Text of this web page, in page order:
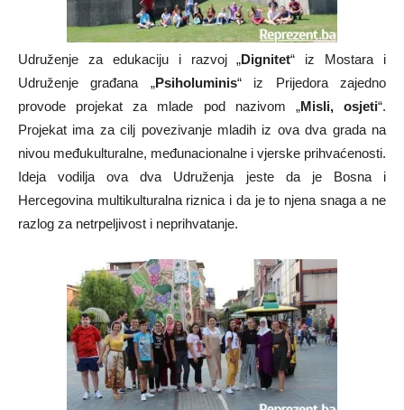
Udruženje za edukaciju i razvoj „Dignitet“ iz Mostara i
Udruženje građana „Psiholuminis“ iz Prijedora zajedno
provode projekat za mlade pod nazivom „Misli, osjeti“.
Projekat ima za cilj povezivanje mladih iz ova dva grada na
nivou međukulturalne, međunacionalne i vjerske prihvaćenosti.
Ideja vodilja ova dva Udruženja jeste da je Bosna i
Hercegovina multikulturalna riznica i da je to njena snaga a ne
razlog za netrpeljivost i neprihvatanje.